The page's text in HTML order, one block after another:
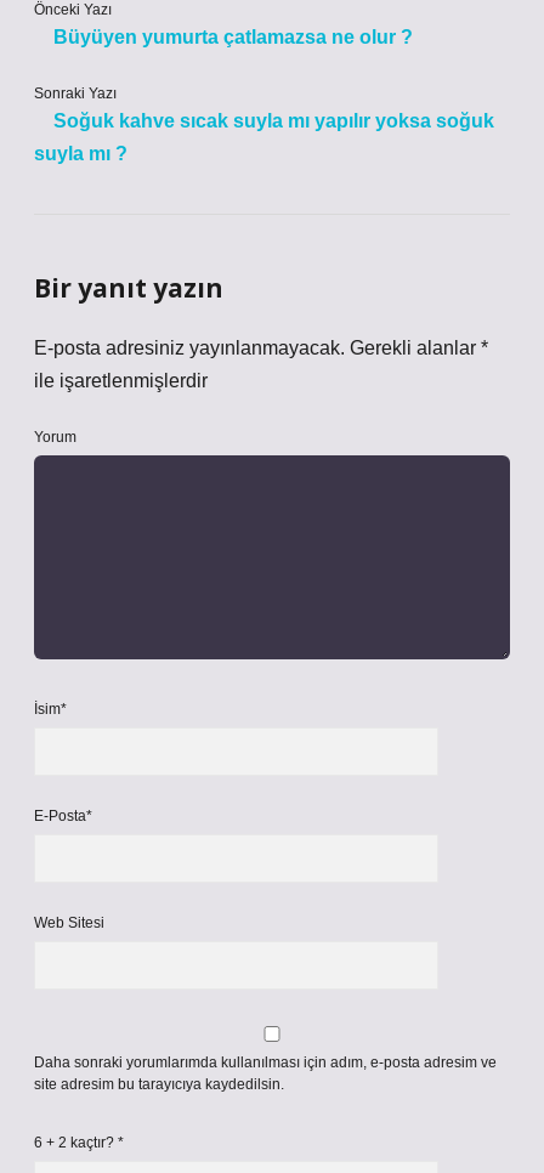
Önceki Yazı
Büyüyen yumurta çatlamazsa ne olur ?
Sonraki Yazı
Soğuk kahve sıcak suyla mı yapılır yoksa soğuk
suyla mı ?
Bir yanıt yazın
E-posta adresiniz yayınlanmayacak. Gerekli alanlar *
ile işaretlenmişlerdir
Yorum
İsim*
E-Posta*
Web Sitesi
Daha sonraki yorumlarımda kullanılması için adım, e-posta adresim ve
site adresim bu tarayıcıya kaydedilsin.
6 + 2 kaçtır? *